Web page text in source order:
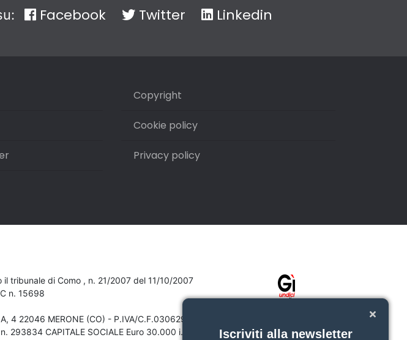
Facebook Twitter Linkedin
Copyright
Cookie policy
Privacy policy
tribunale di Como , n. 21/2007 del 11/10/2007
n. 15698
4 22046 MERONE (CO) - P.IVA/C.F.03062910132
293834 CAPITALE SOCIALE Euro 30.000 i.v.
Iscriviti alla newsletter